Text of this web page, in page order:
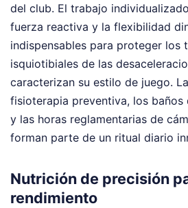
del club. El trabajo
fuerza reactiva y la flexibilidad
indispensables para proteger los
isquiotibiales de las
caracterizan su estilo de juego.
fisioterapia preventiva, los
y las horas reglamentarias de
forman parte de un ritual diario
Nutrición de precisión
rendimiento